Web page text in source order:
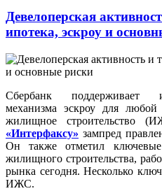
Девелоперская
ипотека, эскроу и
Сбербанк поддерживает
механизма эскроу для
жилищное строительство
«Интерфаксу» зампред
Он также отметил
жилищного строительства,
рынка сегодня. Несколько
ИЖС.